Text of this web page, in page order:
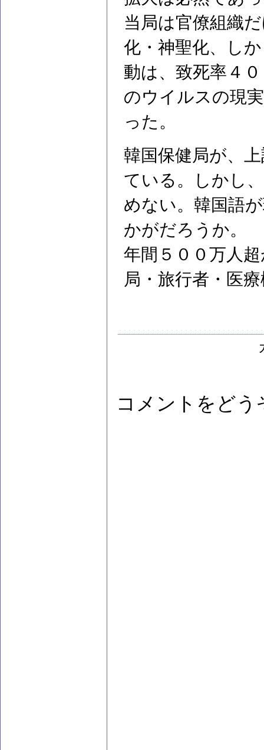
当局は官僚組織
化・神聖化、し
動は、致死率４
のウイルスの現
った。
韓国保健局が、
ている。しかし
めない。韓国語
かがだろうか。
年間５００万人
局・旅行者・医
コメントをどう